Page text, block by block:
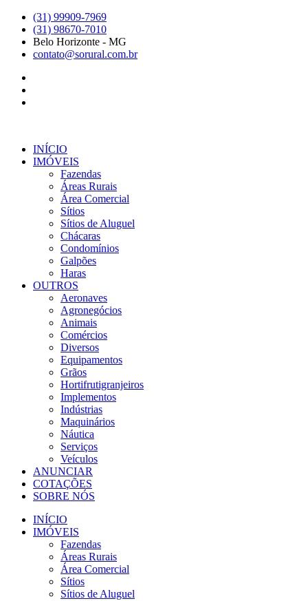
para
conteúdo
(31) 99909-7969
(31) 98670-7010
Belo Horizonte - MG
contato@sorural.com.br
INÍCIO
IMÓVEIS
Fazendas
Áreas Rurais
Área Comercial
Sítios
Sítios de Aluguel
Chácaras
Condomínios
Galpões
Haras
OUTROS
Aeronaves
Agronegócios
Animais
Comércios
Diversos
Equipamentos
Grãos
Hortifrutigranjeiros
Implementos
Indústrias
Maquinários
Náutica
Serviços
Veículos
ANUNCIAR
COTAÇÕES
SOBRE NÓS
INÍCIO
IMÓVEIS
Fazendas
Áreas Rurais
Área Comercial
Sítios
Sítios de Aluguel